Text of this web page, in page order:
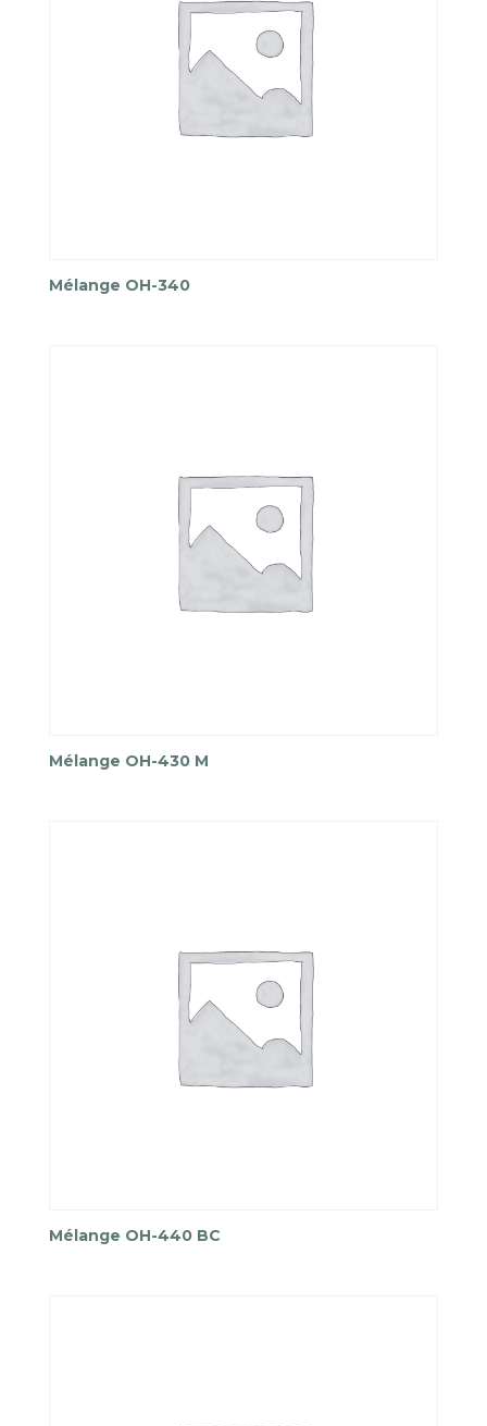
Mélange OH-340
Mélange OH-430 M
Mélange OH-440 BC